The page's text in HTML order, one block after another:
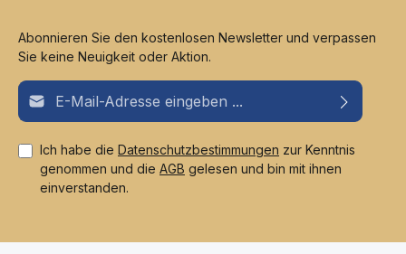
Abonnieren Sie den kostenlosen Newsletter und verpassen
Sie keine Neuigkeit oder Aktion.
E-Mail-Adresse*
Ich habe die Datenschutzbestimmungen zur Kenntnis
genommen und die AGB gelesen und bin mit ihnen
einverstanden.